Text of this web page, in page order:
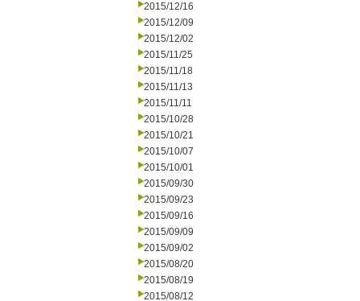
2015/12/16
2015/12/09
2015/12/02
2015/11/25
2015/11/18
2015/11/13
2015/11/11
2015/10/28
2015/10/21
2015/10/07
2015/10/01
2015/09/30
2015/09/23
2015/09/16
2015/09/09
2015/09/02
2015/08/20
2015/08/19
2015/08/12